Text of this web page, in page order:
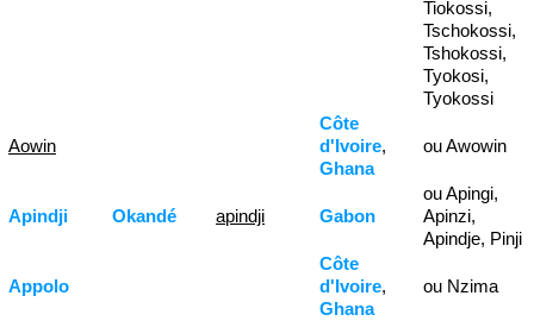
Tiokossi,
Tschokossi,
Tshokossi,
Tyokosi,
Tyokossi
Aowin
Côte
d'Ivoire,
Ghana
ou Awowin
Apindji Okandé apindji Gabon
ou Apingi,
Apinzi,
Apindje, Pinji
Appolo
Côte
d'Ivoire,
Ghana
ou Nzima